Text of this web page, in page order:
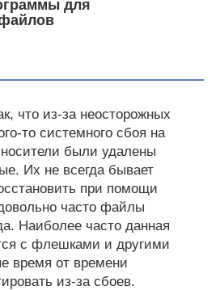
для
что из-за неосторожных
то системного сбоя на
были удалены
Их не всегда бывает
при помощи
часто файлы
Наиболее часто данная
с флешками и другими
время от времени
из-за сбоев.